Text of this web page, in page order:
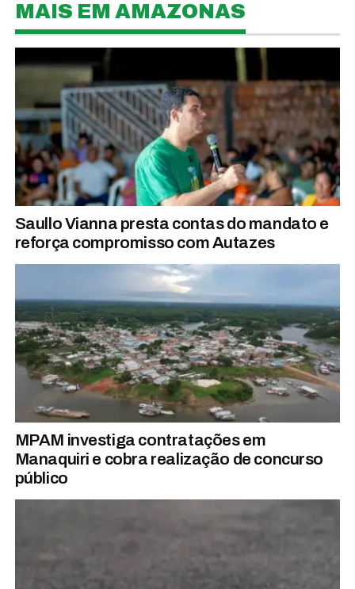
MAIS EM AMAZONAS
Saullo Vianna presta contas do mandato e
reforça compromisso com Autazes
MPAM investiga contratações em
Manaquiri e cobra realização de concurso
público